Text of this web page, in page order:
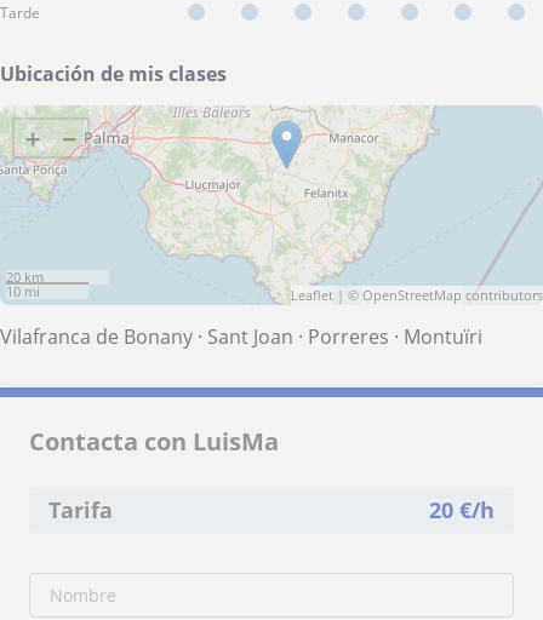
Tarde
Ubicación de mis clases
+ −
20 km
10 mi
Leaflet | © OpenStreetMap contributors
Vilafranca de Bonany · Sant Joan · Porreres · Montuïri
Contacta con LuisMa
Tarifa 20 €/h